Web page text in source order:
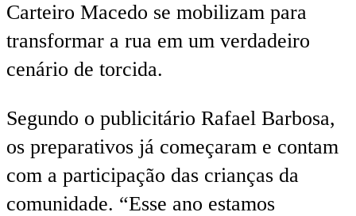
Carteiro Macedo se mobilizam para
transformar a rua em um verdadeiro
cenário de torcida.
Segundo o publicitário Rafael Barbosa,
os preparativos já começaram e contam
com a participação das crianças da
comunidade. “Esse ano estamos